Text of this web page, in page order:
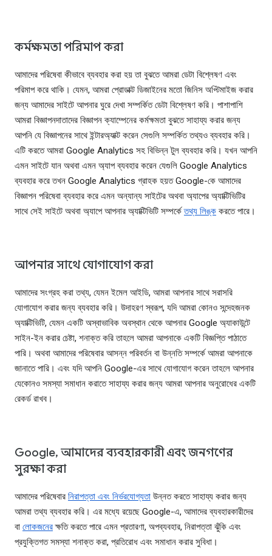
কর্মক্ষমতা পরিমাপ করা
আমাদের পরিষেবা কীভাবে ব্যবহার করা হয় তা বুঝতে আমরা ডেটা বিশ্লেষণ এবং
পরিমাপ করে থাকি। যেমন, আমরা প্রোডাক্ট ডিজাইনের মতো জিনিস অপ্টিমাইজ করার
জন্য আমাদের সাইটে আপনার ঘুরে দেখা সম্পর্কিত ডেটা বিশ্লেষণ করি। পাশাপাশি
আমরা বিজ্ঞাপনদাতাদের বিজ্ঞাপন ক্যাম্পেনের কর্মক্ষমতা বুঝতে সাহায্য করার জন্য
আপনি যে বিজ্ঞাপনের সাথে ইন্টারঅ্যাক্ট করেন সেগুলি সম্পর্কিত তথ্যও ব্যবহার করি।
এটি করতে আমরা Google Analytics সহ বিভিন্ন টুল ব্যবহার করি। যখন আপনি
এমন সাইটে যান অথবা এমন অ্যাপ ব্যবহার করেন যেগুলি Google Analytics
ব্যবহার করে তখন Google Analytics গ্রাহক হয়ত Google-কে আমাদের
বিজ্ঞাপন পরিষেবা ব্যবহার করে এমন অন্যান্য সাইটের অথবা অ্যাপের অ্যাক্টিভিটির
সাথে সেই সাইটে অথবা অ্যাপে আপনার অ্যাক্টিভিটি সম্পর্কেতথ্য লিঙ্ক করতে পারে।
আপনার সাথে যোগাযোগ করা
আমাদের সংগ্রহ করা তথ্য, যেমন ইমেল আইডি, আমরা আপনার সাথে সরাসরি
যোগাযোগ করার জন্য ব্যবহার করি। উদাহরণ স্বরূপ, যদি আমরা কোনও সন্দেহজনক
অ্যাক্টিভিটি, যেমন একটি অস্বাভাবিক অবস্থান থেকে আপনার Google অ্যাকাউন্টে
সাইন-ইন করার চেষ্টা, শনাক্ত করি তাহলে আমরা আপনাকে একটি বিজ্ঞপ্তি পাঠাতে
পারি। অথবা আমাদের পরিষেবার আসন্ন পরিবর্তন বা উন্নতি সম্পর্কে আমরা আপনাকে
জানাতে পারি। এবং যদি আপনি Google-এর সাথে যোগাযোগ করেন তাহলে আপনার
যেকোনও সমস্যা সমাধান করাতে সাহায্য করার জন্য আমরা আপনার অনুরোধের একটি
রেকর্ড রাখব।
Google, আমাদের ব্যবহারকারী এবং জনগণের
সুরক্ষা করা
আমাদের পরিষেবার নিরাপত্তা এবং নির্ভরযোগ্যতা উন্নত করতে সাহায্য করার জন্য
আমরা তথ্য ব্যবহার করি। এর মধ্যে রয়েছে Google-এ, আমাদের ব্যবহারকারীদের
বা লোকজনেরক্ষতি করতে পারে এমন প্রতারণা, অপব্যবহার, নিরাপত্তা ঝুঁকি এবং
প্রযুক্তিগত সমস্যা শনাক্ত করা, প্রতিরোধ এবং সমাধান করার সুবিধা।